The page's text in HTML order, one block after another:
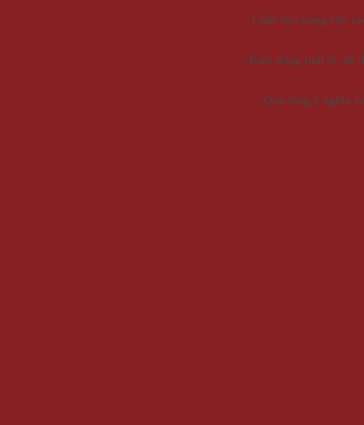
– Chất liệu trang sức
– Kiểu dáng tinh tế, dễ
– Quà tặng ý nghĩa